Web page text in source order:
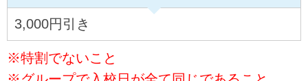
3,000円引き
※特割でないこと